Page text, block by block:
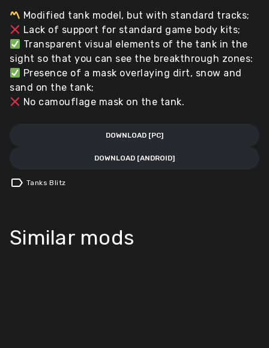
Modified tank model, but with standard tracks;
Lack of support for standard game body kits;
Transparent visual elements of the tank in the
sight so that you can see the breakthrough zones:
Presence of a mask overlaying dirt, snow and
sand on the tank;
No camouflage mask on the tank.
DOWNLOAD [PC]
DOWNLOAD [ANDROID]
label Tanks Blitz
Similar mods